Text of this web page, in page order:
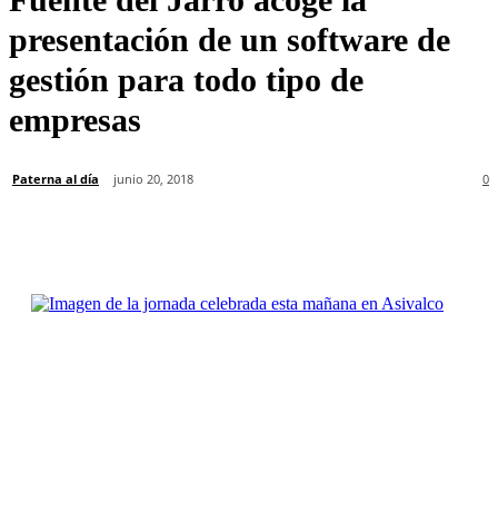
presentación de un software de
gestión para todo tipo de
empresas
Paterna al día junio 20, 2018 0